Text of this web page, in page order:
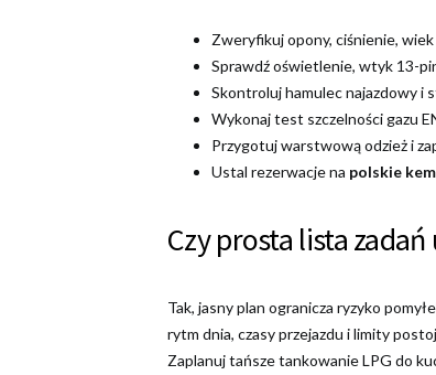
Zweryfikuj opony, ciśnienie,
Sprawdź oświetlenie, wtyk 13-
Skontroluj hamulec najazdowy i
Wykonaj test szczelności gazu
Przygotuj warstwową odzież i
Ustal rezerwacje na polskie
Czy prosta lista
Tak, jasny plan ogranicza ryzyko
rytm dnia, czasy przejazdu i limity
Zaplanuj tańsze tankowanie LPG do